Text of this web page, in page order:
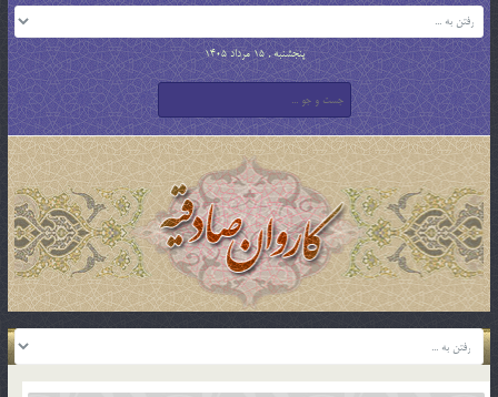
پنجشنبه , 15 مرداد 1405